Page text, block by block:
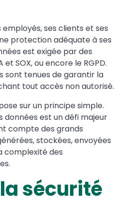
ses clients et ses
protection adéquate à ses
est exigée par des
SOX, ou encore le RGPD.
sont tenues de garantir la
tout accès non autorisé.
sur un principe simple.
données est un défi majeur
compte des grands
stockées, envoyées
complexité des
sécurité